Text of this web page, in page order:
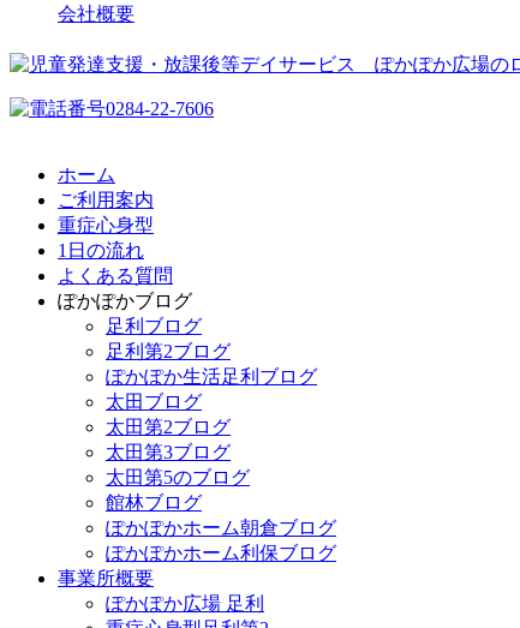
会社概要
ホーム
ご利用案内
重症心身型
1日の流れ
よくある質問
ぽかぽかブログ
足利ブログ
足利第2ブログ
ぽかぽか生活足利ブログ
太田ブログ
太田第2ブログ
太田第3ブログ
太田第5のブログ
館林ブログ
ぽかぽかホーム朝倉ブログ
ぽかぽかホーム利保ブログ
事業所概要
ぽかぽか広場 足利